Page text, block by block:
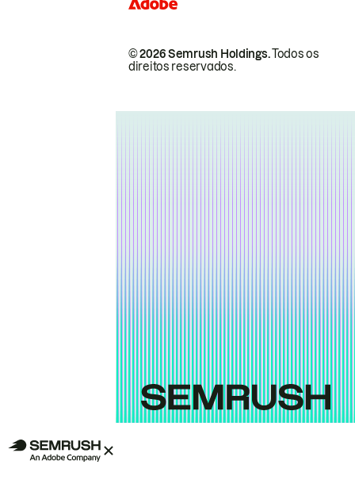
© 2026 Semrush Holdings.Todos os
direitos reservados.